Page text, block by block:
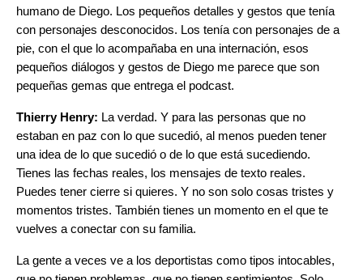
humano de Diego. Los pequeños detalles y gestos que tenía
con personajes desconocidos. Los tenía con personajes de a
pie, con el que lo acompañaba en una internación, esos
pequeños diálogos y gestos de Diego me parece que son
pequeñas gemas que entrega el podcast.
Thierry Henry: La verdad. Y para las personas que no
estaban en paz con lo que sucedió, al menos pueden tener
una idea de lo que sucedió o de lo que está sucediendo.
Tienes las fechas reales, los mensajes de texto reales.
Puedes tener cierre si quieres. Y no son solo cosas tristes y
momentos tristes. También tienes un momento en el que te
vuelves a conectar con su familia.
La gente a veces ve a los deportistas como tipos intocables,